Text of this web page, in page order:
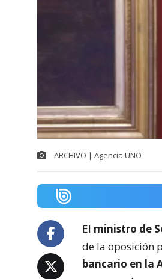
ARCHIVO | Agencia UNO
El ministro de
de la oposición
bancario en la